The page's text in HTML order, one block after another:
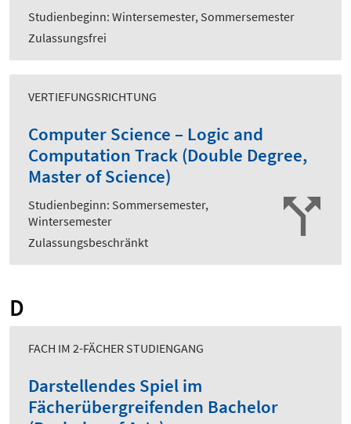
Studienbeginn: Wintersemester, Sommersemester
Zulassungsfrei
VERTIEFUNGSRICHTUNG
Computer Science – Logic and
Computation Track (Double Degree,
Master of Science)
Studienbeginn: Sommersemester,
Wintersemester
Zulassungsbeschränkt
D
FACH IM 2-FÄCHER STUDIENGANG
Darstellendes Spiel im
Fächerübergreifenden Bachelor